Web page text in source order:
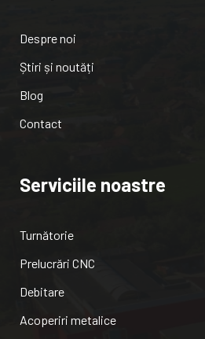
Despre noi
Știri și noutăți
Blog
Contact
Serviciile noastre
Turnătorie
Prelucrări CNC
Debitare
Acoperiri metalice